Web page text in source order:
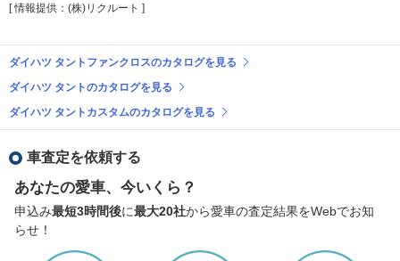
[ 情報提供：(株)リクルート ]
ダイハツ タントファンクロスのカタログを見る
ダイハツ タントのカタログを見る
ダイハツ タントカスタムのカタログを見る
車査定を依頼する
あなたの愛車、今いくら？
申込み最短3時間後に最大20社から愛車の査定結果をWebでお知
らせ！